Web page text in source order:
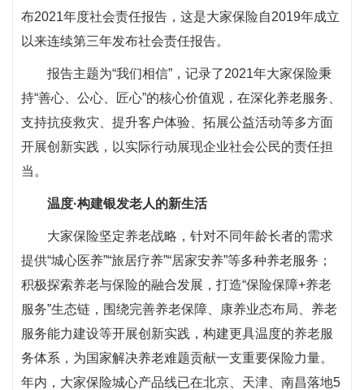
布2021年度社会责任报告，这是大家保险自2019年成立
以来连续第三年发布社会责任报告。
报告主题为“我们相信”，记录了2021年大家保险秉
持“善心、公心、匠心”的核心价值观，在深化养老服务、
支持抗疫救灾、提升客户体验、拓展公益活动等多方面
开展创新实践，以实际行动展现企业社会公民的责任担
当。
温度·构建银发老人的新生活
大家保险坚定养老战略，针对不同年龄长者的需求
提供“城心医养”“旅居疗养”“居家安养”等多种养老服务；
积极探索养老与保险的融合发展，打造“保险保障+养老
服务”生态链，围绕完善养老保障、康养业态布局、养老
服务能力建设等开展创新实践，构建更具温度的养老服
务体系，为国家解决养老难题贡献一支重要保险力量。
年内，大家保险城心产品线已在北京、天津、南昌落地5